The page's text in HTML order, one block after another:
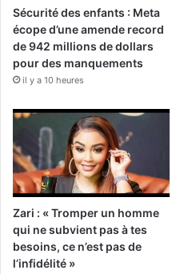
Sécurité des enfants : Meta
écope d’une amende record
de 942 millions de dollars
pour des manquements
il y a 10 heures
Zari : « Tromper un homme
qui ne subvient pas à tes
besoins, ce n’est pas de
l’infidélité »